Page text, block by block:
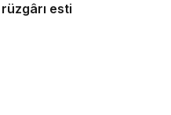
rüzgârı esti